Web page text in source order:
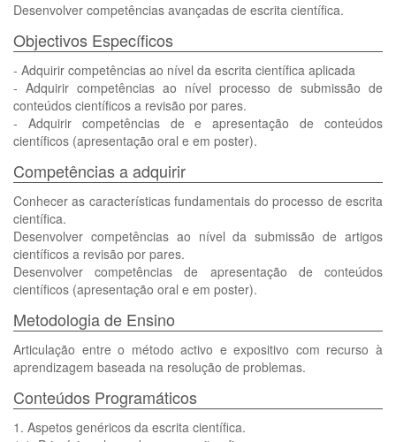
Desenvolver competências avançadas de escrita científica.
Objectivos Específicos
- Adquirir competências ao nível da escrita científica aplicada
- Adquirir competências ao nível processo de submissão de
conteúdos científicos a revisão por pares.
- Adquirir competências de e apresentação de conteúdos
científicos (apresentação oral e em poster).
Competências a adquirir
Conhecer as características fundamentais do processo de escrita
científica.
Desenvolver competências ao nível da submissão de artigos
científicos a revisão por pares.
Desenvolver competências de apresentação de conteúdos
científicos (apresentação oral e em poster).
Metodologia de Ensino
Articulação entre o método activo e expositivo com recurso à
aprendizagem baseada na resolução de problemas.
Conteúdos Programáticos
1. Aspetos genéricos da escrita científica.